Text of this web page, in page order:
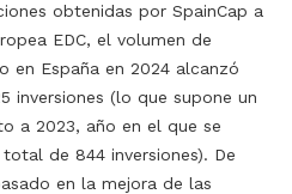
obtenidas por SpainCap a
EDC, el volumen de
en España en 2024 alcanzó
inversiones (lo que supone un
a 2023, año en el que se
de 844 inversiones). De
en la mejora de las